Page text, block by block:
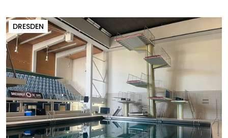
DRESDEN